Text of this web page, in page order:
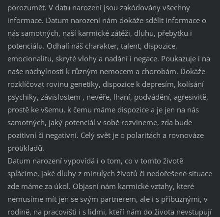
porozumět. V datu narození jsou zakódovány všechny
informace. Datum narození nám dokáže sdělit informace o
nás samotných, naší karmické zátěži, dluhu, přebytku i
potenciálu. Odhalí náš charakter, talent, dispozice,
emocionalitu, skryté vlohy a nadání i negace. Poukazuje i na
naše náchylnosti k různým nemocem a chorobám. Dokáže
rozklíčovat rovinu genetiky, dispozice k depresím, kolísání
psychiky, závislostem , nevěře, lhaní, podvádění, agresivitě,
prostě ke všemu, k čemu máme dispozice a je jen na nás
samotných, jaký potenciál v sobě rozvineme, zda bude
pozitivní či negativní. Celý svět je o polaritách a rovnováze
protikladů.
Datum narození vypovídá i o tom, co v tomto životě
splácíme, jaké dluhy z minulých životů či nedořešené situace
zde máme za úkol. Objasní nám karmické vztahy, které
nemusíme mít jen se svým partnerem, ale i s příbuznými, v
rodině, na pracovišti i s lidmi, kteří nám do života nevstupují